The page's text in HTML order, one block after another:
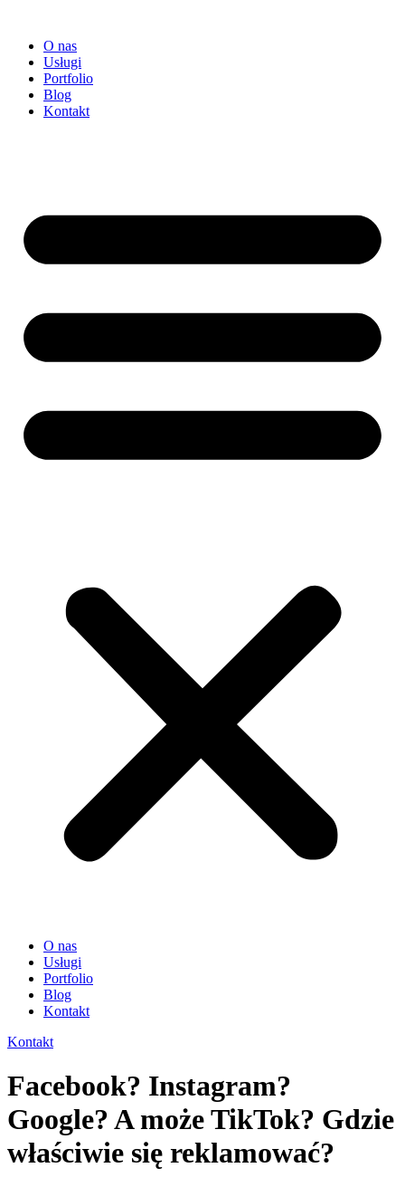
treści
O nas
Usługi
Portfolio
Blog
Kontakt
O nas
Usługi
Portfolio
Blog
Kontakt
Kontakt
Facebook? Instagram?
Google? A może TikTok? Gdzie
właściwie się reklamować?